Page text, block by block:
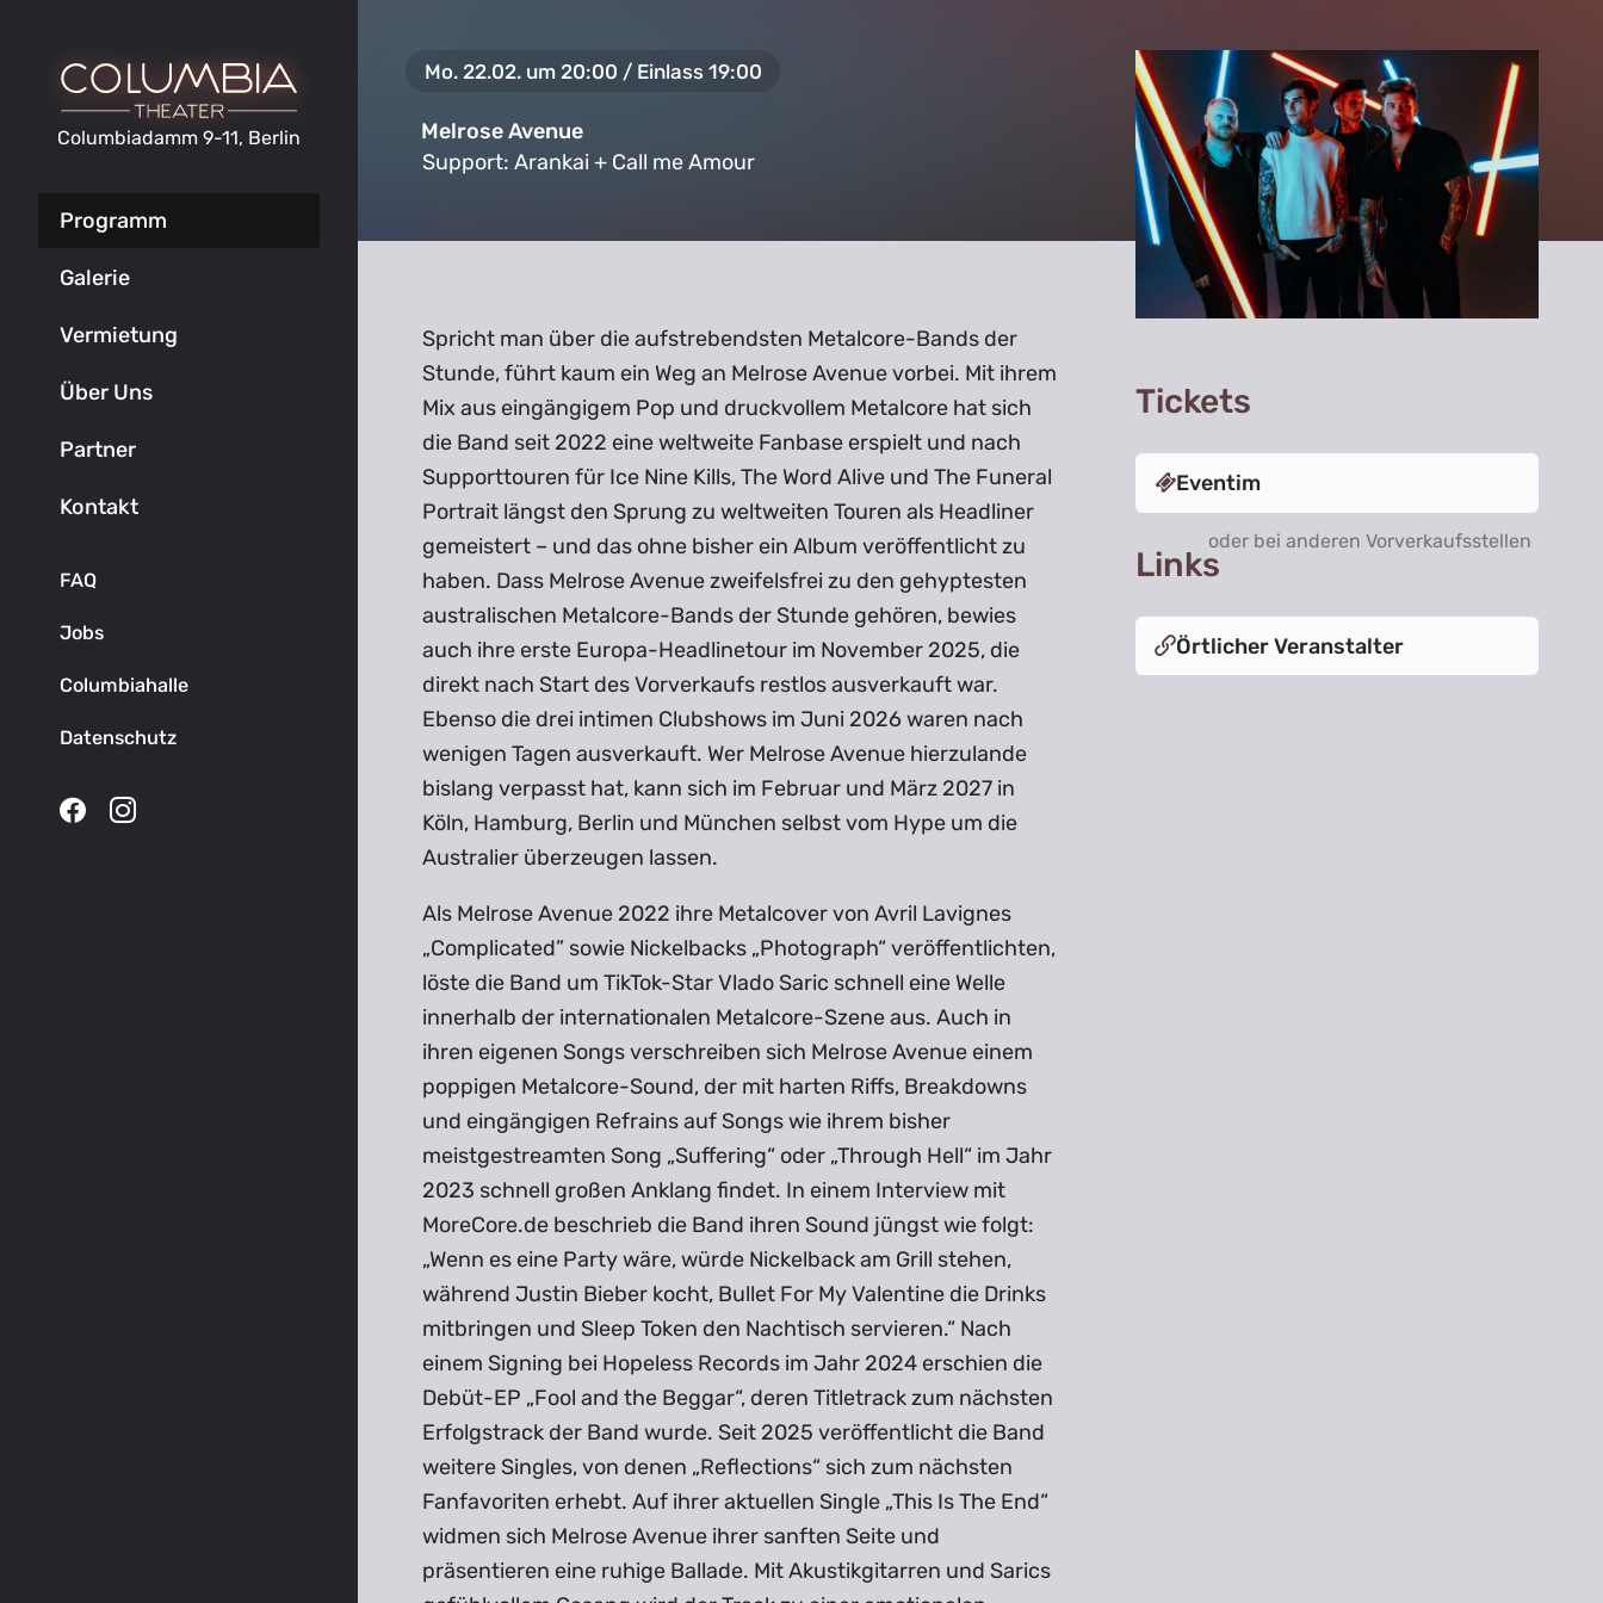
Columbiadamm 9-11, Berlin
Programm
Galerie
Vermietung
Über Uns
Partner
Kontakt
FAQ
Jobs
Columbiahalle
Datenschutz
Mo. 22.02. um 20:00 / Einlass 19:00
Melrose Avenue
Support: Arankai + Call me Amour
Tickets
Eventim
oder bei anderen Vorverkaufsstellen
Links
Örtlicher Veranstalter
Spricht man über die aufstrebendsten Metalcore-Bands der
Stunde, führt kaum ein Weg an Melrose Avenue vorbei. Mit ihrem
Mix aus eingängigem Pop und druckvollem Metalcore hat sich
die Band seit 2022 eine weltweite Fanbase erspielt und nach
Supporttouren für Ice Nine Kills, The Word Alive und The Funeral
Portrait längst den Sprung zu weltweiten Touren als Headliner
gemeistert – und das ohne bisher ein Album veröffentlicht zu
haben. Dass Melrose Avenue zweifelsfrei zu den gehyptesten
australischen Metalcore-Bands der Stunde gehören, bewies
auch ihre erste Europa-Headlinetour im November 2025, die
direkt nach Start des Vorverkaufs restlos ausverkauft war.
Ebenso die drei intimen Clubshows im Juni 2026 waren nach
wenigen Tagen ausverkauft. Wer Melrose Avenue hierzulande
bislang verpasst hat, kann sich im Februar und März 2027 in
Köln, Hamburg, Berlin und München selbst vom Hype um die
Australier überzeugen lassen.
Als Melrose Avenue 2022 ihre Metalcover von Avril Lavignes
„Complicated” sowie Nickelbacks „Photograph“ veröffentlichten,
löste die Band um TikTok-Star Vlado Saric schnell eine Welle
innerhalb der internationalen Metalcore-Szene aus. Auch in
ihren eigenen Songs verschreiben sich Melrose Avenue einem
poppigen Metalcore-Sound, der mit harten Riffs, Breakdowns
und eingängigen Refrains auf Songs wie ihrem bisher
meistgestreamten Song „Suffering“ oder „Through Hell“ im Jahr
2023 schnell großen Anklang findet. In einem Interview mit
MoreCore.de beschrieb die Band ihren Sound jüngst wie folgt:
„Wenn es eine Party wäre, würde Nickelback am Grill stehen,
während Justin Bieber kocht, Bullet For My Valentine die Drinks
mitbringen und Sleep Token den Nachtisch servieren.“ Nach
einem Signing bei Hopeless Records im Jahr 2024 erschien die
Debüt-EP „Fool and the Beggar“, deren Titletrack zum nächsten
Erfolgstrack der Band wurde. Seit 2025 veröffentlicht die Band
weitere Singles, von denen „Reflections“ sich zum nächsten
Fanfavoriten erhebt. Auf ihrer aktuellen Single „This Is The End“
widmen sich Melrose Avenue ihrer sanften Seite und
präsentieren eine ruhige Ballade. Mit Akustikgitarren und Sarics